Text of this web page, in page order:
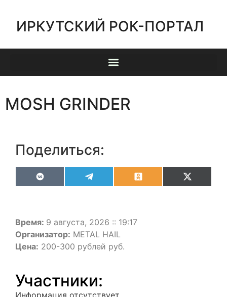
ИРКУТСКИЙ РОК-ПОРТАЛ
MOSH GRINDER
Поделиться:
VK OdnoklassnikiX
(Twitter)
Время: 9 августа, 2026 :: 19:17
Организатор: METAL HAIL
Цена: 200-300 рублей руб.
Участники:
Информация отсутствует.